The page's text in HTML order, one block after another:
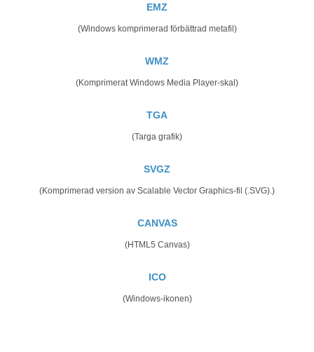
EMZ
(Windows komprimerad förbättrad metafil)
WMZ
(Komprimerat Windows Media Player-skal)
TGA
(Targa grafik)
SVGZ
(Komprimerad version av Scalable Vector Graphics-fil (.SVG).)
CANVAS
(HTML5 Canvas)
ICO
(Windows-ikonen)